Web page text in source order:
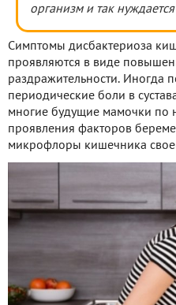
организм и так
Симптомы дисбактериоза
проявляются в виде
раздражительности. Иногда
периодические боли в
многие будущие мамочки по
проявления факторов
микрофлоры кишечника